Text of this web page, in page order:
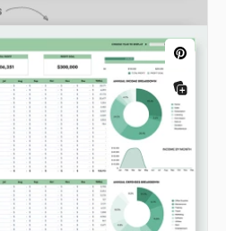
de planner de budget
Google Sheets et Excel!
est parfaite pour
les deux semaines.